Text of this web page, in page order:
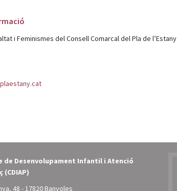
i Feminismes del Consell Comarcal del Pla de l’Estany
de Desenvolupament Infantil i Atenció
(CDIAP)
48 - 17820 Banyoles